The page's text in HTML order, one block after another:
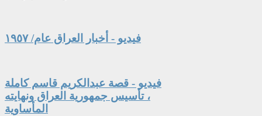
فيديو - أخبار العراق عام/ ١٩٥٧
فيديو - قصة عبدالكريم قاسم كاملة
، تأسيس جمهورية العراق ونهايته
المأساوية